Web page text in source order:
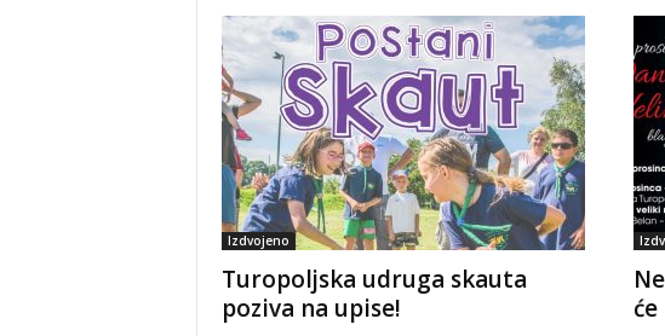
Izdvojeno
Turopoljska udruga skauta
poziva na upise!